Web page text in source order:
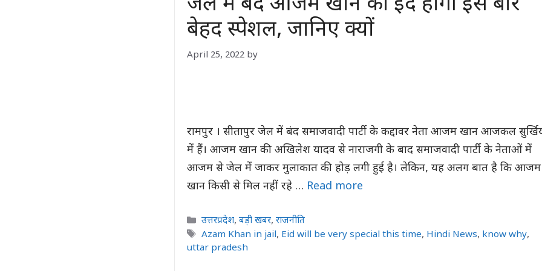
बेहद स्पेशल, जानिए क्यों
April 25, 2022 by
रामपुर । सीतापुर जेल में बंद समाजवादी पार्टी के कद्दावर नेता आजम खान आजकल
में हैं। आजम खान की अखिलेश यादव से नाराजगी के बाद समाजवादी पार्टी के नेताओं में
आजम से जेल में जाकर मुलाकात की होड़ लगी हुई है। लेकिन, यह अलग बात है कि आजम
खान किसी से मिल नहीं रहे … Read more
Categories
उत्तरप्रदेश,बड़ी खबर,राजनीति
Tags
Azam Khan in jail, Eid will be very special this time, Hindi News, know why,
uttar pradesh